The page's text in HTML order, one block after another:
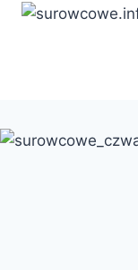
Przejdź